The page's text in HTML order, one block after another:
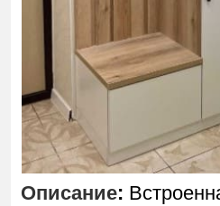
Описание: